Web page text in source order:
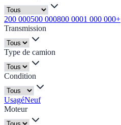
200 000500 000800 0001 000 000+
Transmission
Type de camion
Condition
UsagéNeuf
Moteur